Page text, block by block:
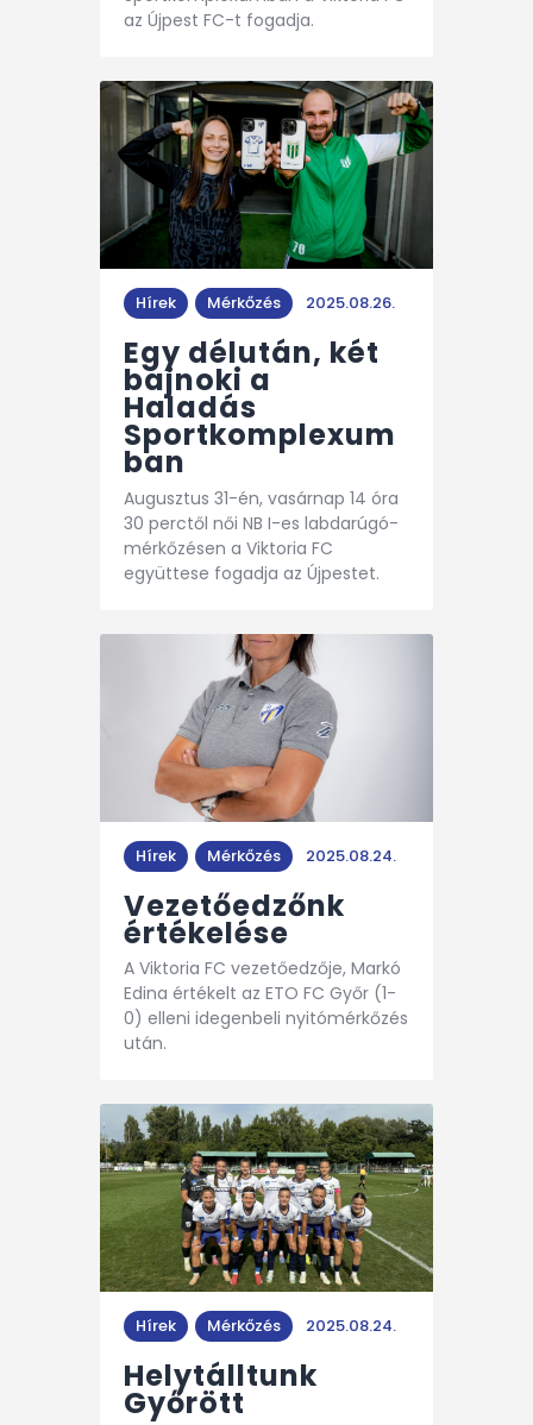
az Újpest FC-t fogadja.
Hírek Mérkőzés 2025.08.26.
Egy délután, két
bajnoki a
Haladás
Sportkomplexum
ban
Augusztus 31-én, vasárnap 14 óra
30 perctől női NB I-es labdarúgó-
mérkőzésen a Viktoria FC
együttese fogadja az Újpestet.
Hírek Mérkőzés 2025.08.24.
Vezetőedzőnk
értékelése
A Viktoria FC vezetőedzője, Markó
Edina értékelt az ETO FC Győr (1-
0) elleni idegenbeli nyitómérkőzés
után.
Hírek Mérkőzés 2025.08.24.
Helytálltunk
Győrött